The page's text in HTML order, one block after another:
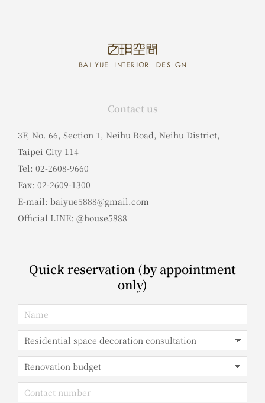
Contact us
3F, No. 66, Section 1, Neihu Road, Neihu District,
Taipei City 114
Tel: 02-2608-9660
Fax: 02-2609-1300
E-mail: baiyue5888@gmail.com
Official LINE: @house5888
Quick reservation (by appointment
only)